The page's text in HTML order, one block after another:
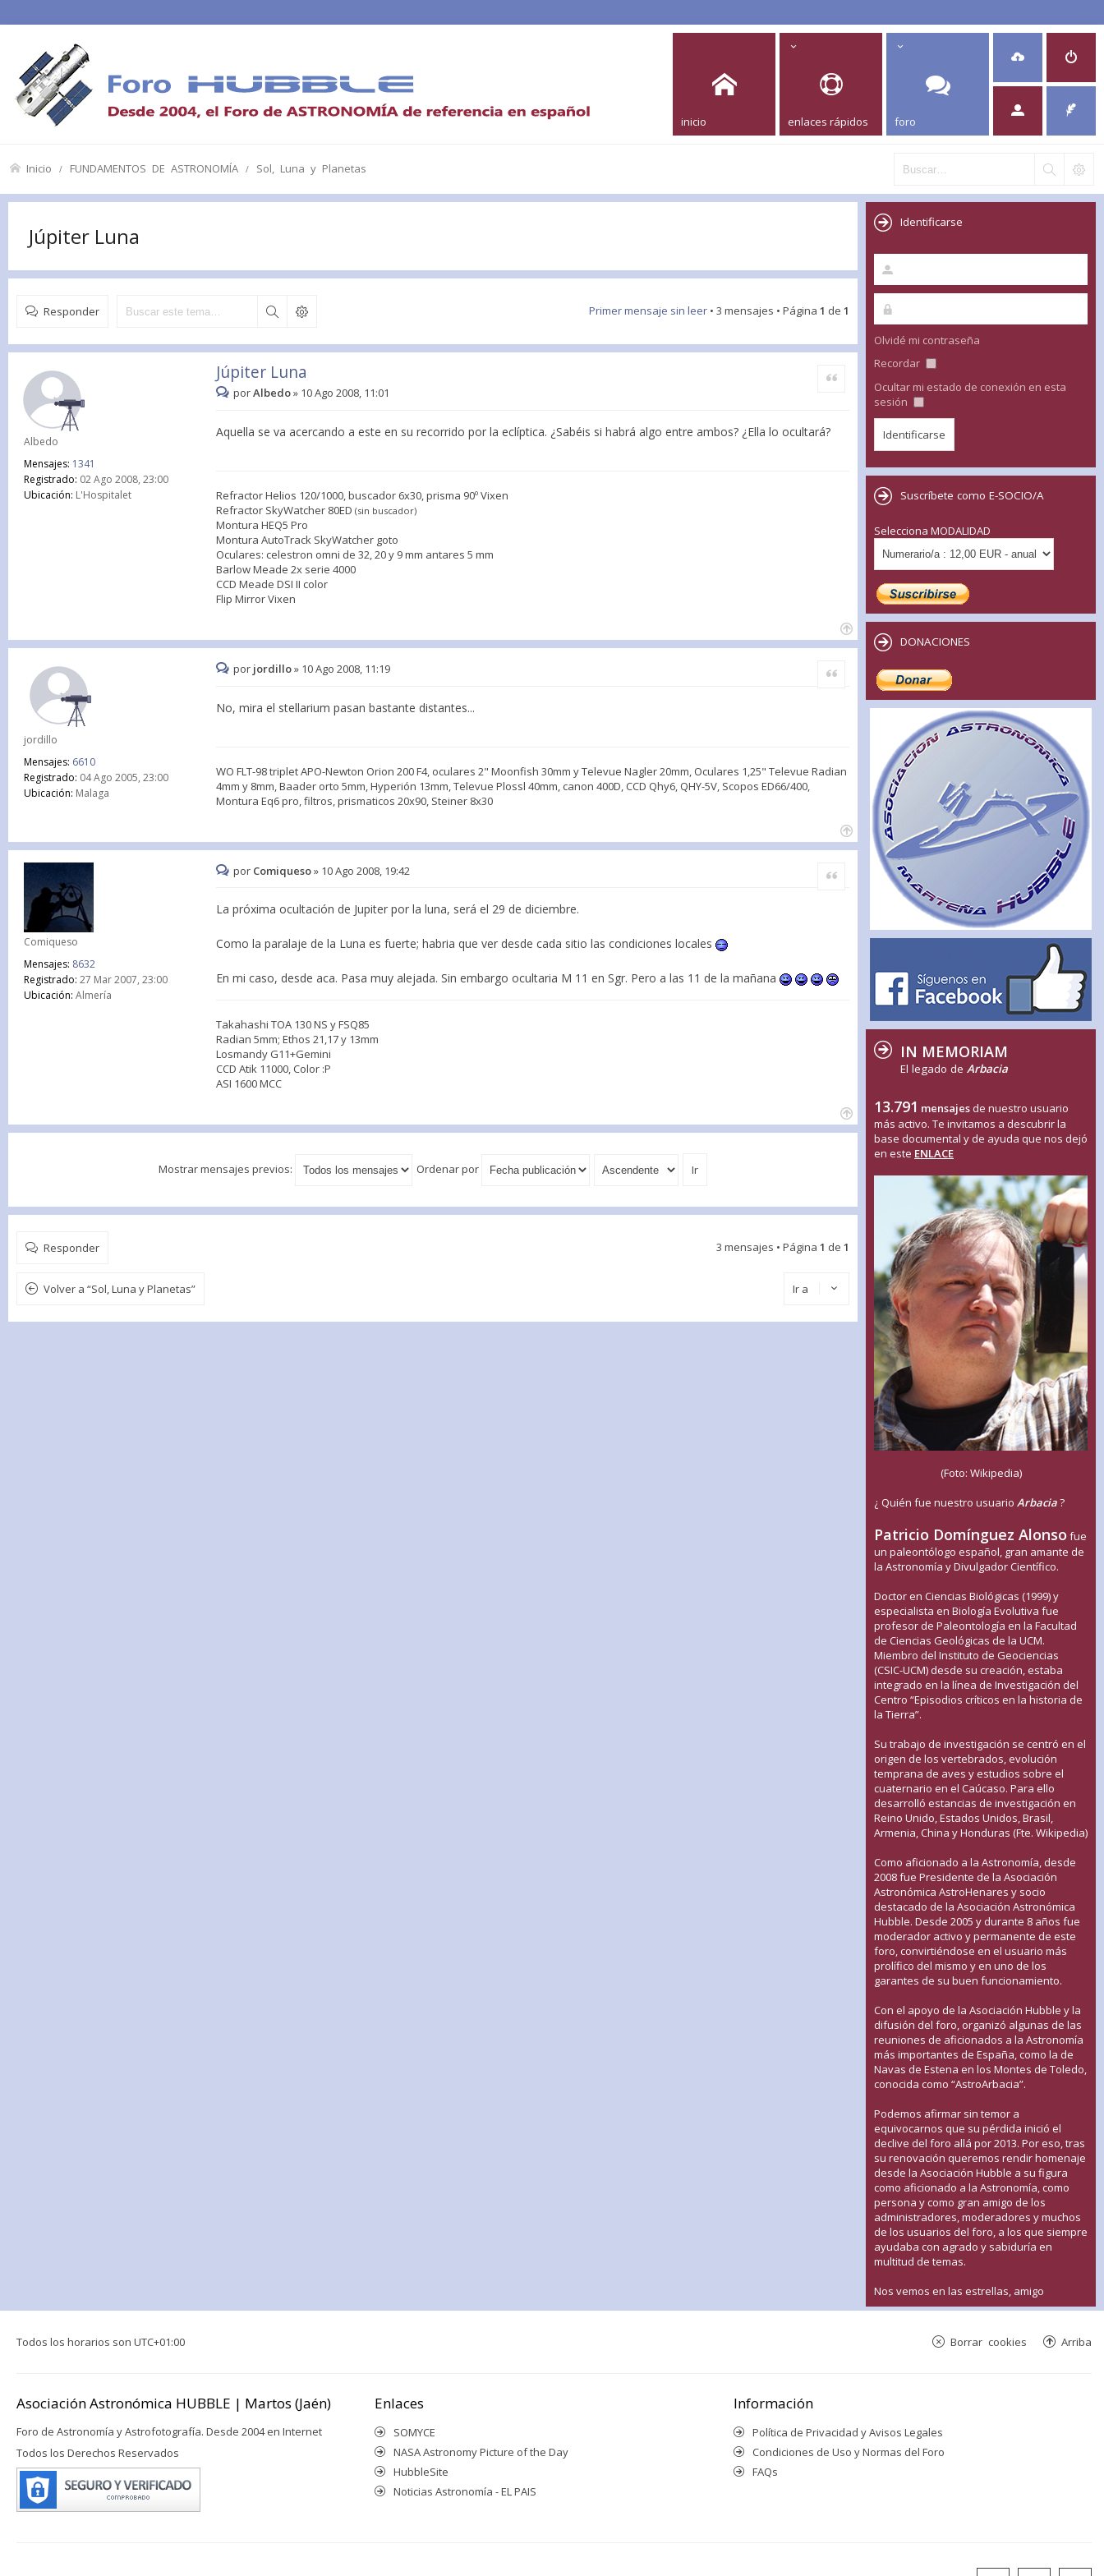
inicio enlaces rápidos foro
Inicio FUNDAMENTOS DE ASTRONOMÍA Sol, Luna y Planetas
Júpiter Luna
Responder Primer mensaje sin leer • 3 mensajes • Página 1 de 1
Albedo
Mensajes: 1341
Registrado: 02 Ago 2008, 23:00
Ubicación: L'Hospitalet
Júpiter Luna Citar
porAlbedo» 10 Ago 2008, 11:01
Aquella se va acercando a este en su recorrido por la eclíptica. ¿Sabéis si habrá algo entre ambos? ¿Ella lo ocultará?
Refractor Helios 120/1000, buscador 6x30, prisma 90º Vixen
Refractor SkyWatcher 80ED(sin buscador)
Montura HEQ5 Pro
Montura AutoTrack SkyWatcher goto
Oculares: celestron omni de 32, 20 y 9 mm antares 5 mm
Barlow Meade 2x serie 4000
CCD Meade DSI II color
Flip Mirror Vixen
jordillo
Mensajes: 6610
Registrado: 04 Ago 2005, 23:00
Ubicación: Malaga
Citar
por jordillo» 10 Ago 2008, 11:19
No, mira el stellarium pasan bastante distantes...
WO FLT-98 triplet APO-Newton Orion 200 F4, oculares 2" Moonfish 30mm y Televue Nagler 20mm, Oculares 1,25" Televue Radian
4mm y 8mm, Baader orto 5mm, Hyperión 13mm, Televue Plossl 40mm, canon 400D, CCD Qhy6, QHY-5V, Scopos ED66/400,
Montura Eq6 pro, filtros, prismaticos 20x90, Steiner 8x30
Comiqueso
Mensajes: 8632
Registrado: 27 Mar 2007, 23:00
Ubicación: Almería
Citar
por Comiqueso» 10 Ago 2008, 19:42
La próxima ocultación de Jupiter por la luna, será el 29 de diciembre.
Como la paralaje de la Luna es fuerte; habria que ver desde cada sitio las condiciones locales
En mi caso, desde aca. Pasa muy alejada. Sin embargo ocultaria M 11 en Sgr. Pero a las 11 de la mañana
Takahashi TOA 130 NS y FSQ85
Radian 5mm; Ethos 21,17 y 13mm
Losmandy G11+Gemini
CCD Atik 11000, Color :P
ASI 1600 MCC
Mostrar mensajes previos: Ordenar por
Responder 3 mensajes • Página 1 de 1
Volver a “Sol, Luna y Planetas” Ir a
Identificarse
Olvidé mi contraseña
Recordar
Ocultar mi estado de conexión en esta
sesión
Suscríbete como E-SOCIO/A
Selecciona MODALIDAD
DONACIONES
IN MEMORIAM
El legado de Arbacia
13.791 mensajes de nuestro usuario
más activo. Te invitamos a descubrir la
base documental y de ayuda que nos dejó
en este ENLACE
(Foto: Wikipedia)
¿ Quién fue nuestro usuario Arbacia?
Patricio Domínguez Alonso fue
un paleontólogo español, gran amante de
la Astronomía y Divulgador Científico.
Doctor en Ciencias Biológicas (1999) y
especialista en Biología Evolutiva fue
profesor de Paleontología en la Facultad
de Ciencias Geológicas de la UCM.
Miembro del Instituto de Geociencias
(CSIC-UCM) desde su creación, estaba
integrado en la línea de Investigación del
Centro “Episodios críticos en la historia de
la Tierra”.
Su trabajo de investigación se centró en el
origen de los vertebrados, evolución
temprana de aves y estudios sobre el
cuaternario en el Caúcaso. Para ello
desarrolló estancias de investigación en
Reino Unido, Estados Unidos, Brasil,
Armenia, China y Honduras (Fte. Wikipedia)
Como aficionado a la Astronomía, desde
2008 fue Presidente de la Asociación
Astronómica AstroHenares y socio
destacado de la Asociación Astronómica
Hubble. Desde 2005 y durante 8 años fue
moderador activo y permanente de este
foro, convirtiéndose en el usuario más
prolífico del mismo y en uno de los
garantes de su buen funcionamiento.
Con el apoyo de la Asociación Hubble y la
difusión del foro, organizó algunas de las
reuniones de aficionados a la Astronomía
más importantes de España, como la de
Navas de Estena en los Montes de Toledo,
conocida como “AstroArbacia”.
Podemos afirmar sin temor a
equivocarnos que su pérdida inició el
declive del foro allá por 2013. Por eso, tras
su renovación queremos rendir homenaje
desde la Asociación Hubble a su figura
como aficionado a la Astronomía, como
persona y como gran amigo de los
administradores, moderadores y muchos
de los usuarios del foro, a los que siempre
ayudaba con agrado y sabiduría en
multitud de temas.
Nos vemos en las estrellas, amigo
Todos los horarios son UTC+01:00 Arriba
Borrar cookies
Asociación Astronómica HUBBLE | Martos (Jaén)
Foro de Astronomía y Astrofotografía. Desde 2004 en Internet
Todos los Derechos Reservados
Enlaces
SOMYCE
NASA Astronomy Picture of the Day
HubbleSite
Noticias Astronomía - EL PAIS
Información
Política de Privacidad y Avisos Legales
Condiciones de Uso y Normas del Foro
FAQs